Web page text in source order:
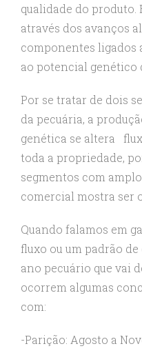
qualidade do produto.
através dos avanços
componentes ligados
ao potencial genético
Por se tratar de dois
da pecuária, a
genética se altera
toda a propriedade,
segmentos com
comercial mostra ser
Quando falamos em
fluxo ou um padrão
ano pecuário que vai
ocorrem algumas
com:
-Parição: Agosto a